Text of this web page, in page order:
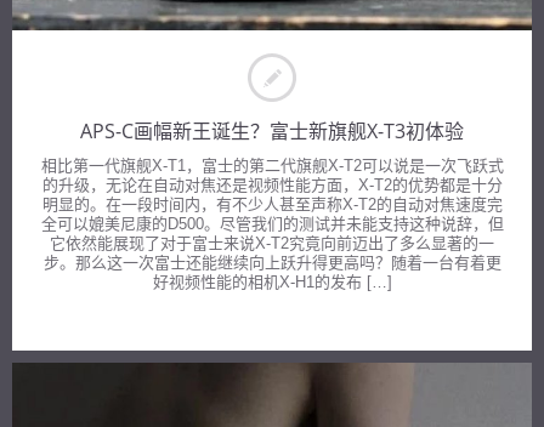
APS-C画幅新王诞生？富士新旗舰X-T3初体验
相比第一代旗舰X-T1，富士的第二代旗舰X-T2可以说是一次飞跃式
的升级，无论在自动对焦还是视频性能方面，X-T2的优势都是十分
明显的。在一段时间内，有不少人甚至声称X-T2的自动对焦速度完
全可以媲美尼康的D500。尽管我们的测试并未能支持这种说辞，但
它依然能展现了对于富士来说X-T2究竟向前迈出了多么显著的一
步。那么这一次富士还能继续向上跃升得更高吗？随着一台有着更
好视频性能的相机X-H1的发布 […]